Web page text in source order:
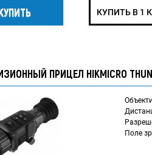
КУПИТЬ В 1
ПРИЦЕЛ HIKMICRO
Поле